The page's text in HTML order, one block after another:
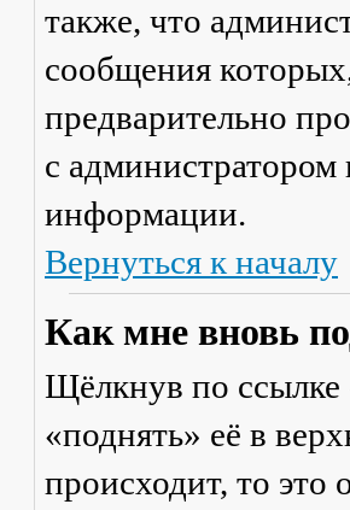
также, что
сообщения
предварительно
с
информации.
Вернуться к началу
Как мне вновь
Щёлкнув по
«поднять» её в
происходит, то это